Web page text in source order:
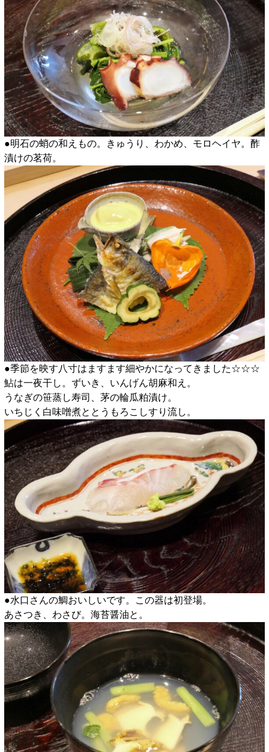
●明石の蛸の和えもの。きゅうり、わかめ、モロヘイヤ。酢
漬けの茗荷。
●季節を映す八寸はますます細やかになってきました☆☆☆
鮎は一夜干し。ずいき、いんげん胡麻和え。
うなぎの笹蒸し寿司、茅の輪瓜粕漬け。
いちじく白味噌煮ととうもろこしすり流し。
●水口さんの鯛おいしいです。この器は初登場。
あさつき、わさび。海苔醤油と。